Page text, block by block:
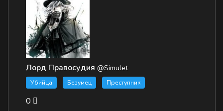
Лорд Правосудия @Simulet
Убийца Безумец Преступник
0